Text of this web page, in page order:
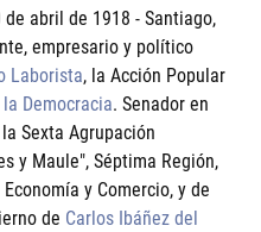
de abril de 1918 - Santiago,
empresario y político
Laborista, la Acción Popular
Democracia. Senador en
Sexta Agrupación
y Maule", Séptima Región,
y Comercio, y de
de Carlos Ibáñez del